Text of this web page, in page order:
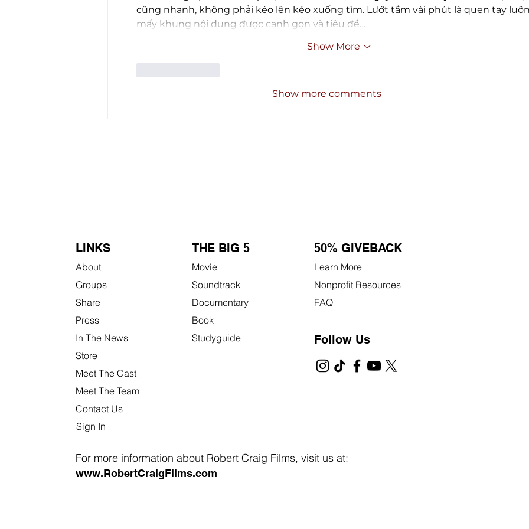
cũng nhanh, không phải kéo lên kéo xuống tìm. Lướt tầm vài phút là quen tay
mấy khung nội dung được canh gọn và tiêu đề…
Show More
Show more comments
LINKS
About
Groups
Share
Press
In The News
THE BIG 5
Movie
Soundtrack
Documentary
Book
Studyguide
Store
Meet The Cast
50% GIVEBACK
Learn More
Nonprofit Resources
FAQ
Follow Us
Meet The Team
Contact Us
Sign In
For more information about Robert Craig Films, visit us at:
www.RobertCraigFilms.com